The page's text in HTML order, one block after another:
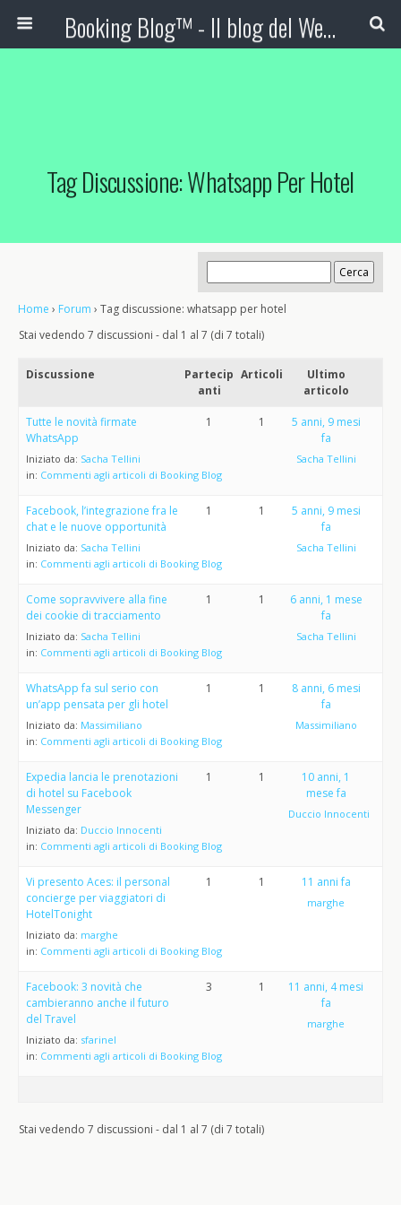
Booking Blog™ - Il blog del Web Marketing Turistico
Tag Discussione: Whatsapp Per Hotel
Home › Forum › Tag discussione: whatsapp per hotel
Stai vedendo 7 discussioni - dal 1 al 7 (di 7 totali)
Discussione
Partecip
anti
Articoli
Ultimo
articolo
Tutte le novità firmate
WhatsApp
Iniziato da: Sacha Tellini
in: Commenti agli articoli di Booking Blog
1 1
5 anni, 9 mesi
fa
Sacha Tellini
Facebook, l’integrazione fra le
chat e le nuove opportunità
Iniziato da: Sacha Tellini
in: Commenti agli articoli di Booking Blog
1 1
5 anni, 9 mesi
fa
Sacha Tellini
Come sopravvivere alla fine
dei cookie di tracciamento
Iniziato da: Sacha Tellini
in: Commenti agli articoli di Booking Blog
1 1
6 anni, 1 mese
fa
Sacha Tellini
WhatsApp fa sul serio con
un’app pensata per gli hotel
Iniziato da: Massimiliano
in: Commenti agli articoli di Booking Blog
1 1
8 anni, 6 mesi
fa
Massimiliano
Expedia lancia le prenotazioni
di hotel su Facebook
Messenger
Iniziato da: Duccio Innocenti
in: Commenti agli articoli di Booking Blog
1 1
10 anni, 1
mese fa
Duccio Innocenti
Vi presento Aces: il personal
concierge per viaggiatori di
HotelTonight
Iniziato da: marghe
in: Commenti agli articoli di Booking Blog
1 1 11 anni fa
marghe
Facebook: 3 novità che
cambieranno anche il futuro
del Travel
Iniziato da: sfarinel
in: Commenti agli articoli di Booking Blog
3 1
11 anni, 4 mesi
fa
marghe
Stai vedendo 7 discussioni - dal 1 al 7 (di 7 totali)